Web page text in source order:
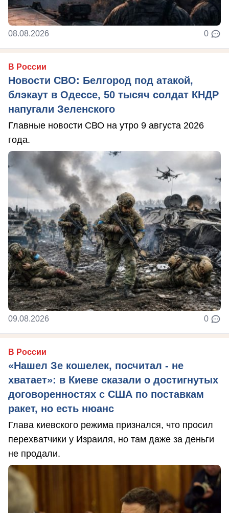
08.08.2026 0
В России
Новости СВО: Белгород под атакой,
блэкаут в Одессе, 50 тысяч солдат КНДР
напугали Зеленского
Главные новости СВО на утро 9 августа 2026
года.
09.08.2026 0
В России
«Нашел Зе кошелек, посчитал - не
хватает»: в Киеве сказали о достигнутых
договоренностях с США по поставкам
ракет, но есть нюанс
Глава киевского режима признался, что просил
перехватчики у Израиля, но там даже за деньги
не продали.